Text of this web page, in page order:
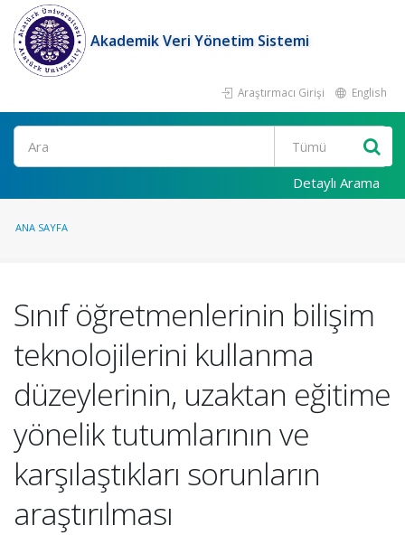
Akademik Veri Yönetim Sistemi
Araştırmacı Girişi English
Ara
Detaylı Arama
ANA SAYFA
Sınıf öğretmenlerinin bilişim
teknolojilerini kullanma
düzeylerinin, uzaktan eğitime
yönelik tutumlarının ve
karşılaştıkları sorunların
araştırılması